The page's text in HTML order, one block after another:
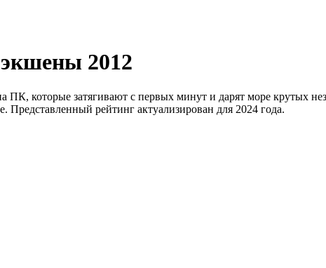
2012
ПК, которые затягивают с первых минут и дарят море крутых
Представленный рейтинг актуализирован для 2024 года.